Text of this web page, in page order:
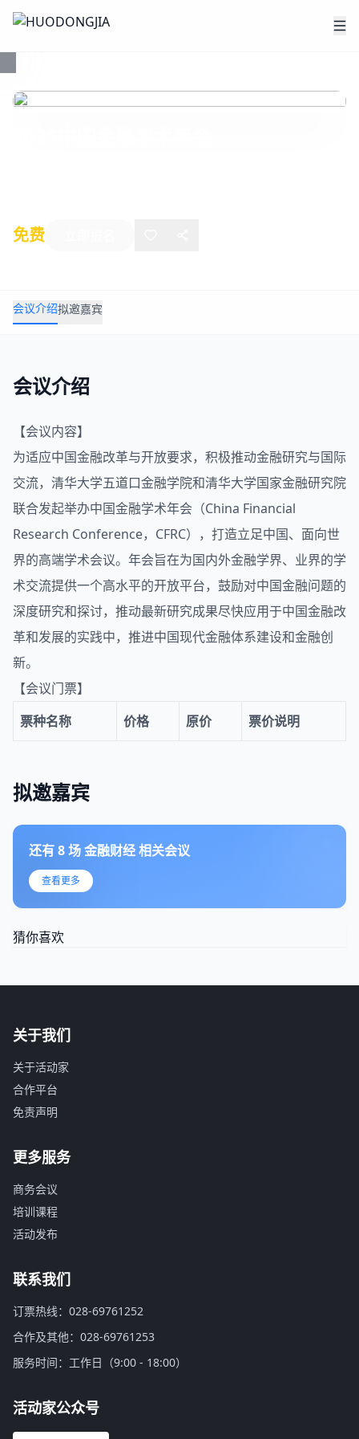
免费
会议介绍拟邀嘉宾
会议介绍
【会议内容】
为适应中国金融改革与开放要求，积极推动金融研究与国际
交流，清华大学五道口金融学院和清华大学国家金融研究院
联合发起举办中国金融学术年会（China Financial
Research Conference，CFRC），打造立足中国、面向世
界的高端学术会议。年会旨在为国内外金融学界、业界的学
术交流提供一个高水平的开放平台，鼓励对中国金融问题的
深度研究和探讨，推动最新研究成果尽快应用于中国金融改
革和发展的实践中，推进中国现代金融体系建设和金融创
新。
【会议门票】
票种名称
价格 原价 票价说明
拟邀嘉宾
还有8场金融财经相关会议
查看更多
猜你喜欢
关于我们
关于活动家
合作平台
免责声明
更多服务
商务会议
培训课程
活动发布
联系我们
订票热线：028-69761252
合作及其他：028-69761253
服务时间：工作日（9:00 - 18:00）
活动家公众号